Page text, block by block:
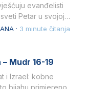
evanđelisti
Petar u svojoj
· 3 minute čitanja
Mudr 16-19
i Izrael: kobne